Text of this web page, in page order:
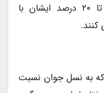
مطابق آمار در دست ، ۱۵ تا ۲۰ درصد ایشان با
که به نسل جوان نسبت